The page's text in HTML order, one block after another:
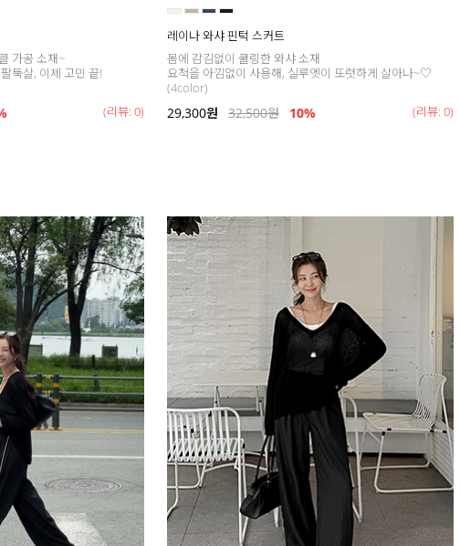
가공 소재~
뚝살, 이제 고민 끝!
(리뷰: 0)
레이나 와샤 핀턱 스커트
몸에 감김없이 쿨링한 와샤 소재
요척을 아낌없이 사용해, 실루엣이 또렷하게 살아나~♡
(4color)
29,300원 32,500원 10% (리뷰: 0)